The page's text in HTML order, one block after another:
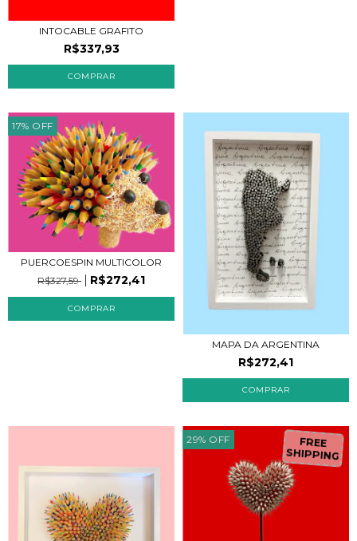
INTOCABLE GRAFITO
R$337,93
COMPRAR
17% OFF
PUERCOESPIN MULTICOLOR
R$327,59
R$272,41
COMPRAR
MAPA DA ARGENTINA
R$272,41
29% OFF F
R
E
E
S
H
IP
P
IN
G